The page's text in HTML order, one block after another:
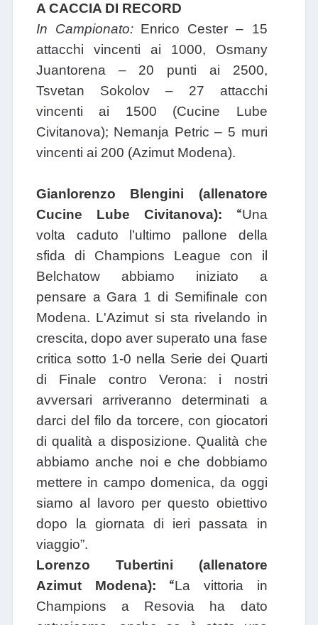
A CACCIA DI RECORD
In Campionato: Enrico Cester – 15
attacchi vincenti ai 1000, Osmany
Juantorena – 20 punti ai 2500,
Tsvetan Sokolov – 27 attacchi
vincenti ai 1500 (Cucine Lube
Civitanova); Nemanja Petric – 5 muri
vincenti ai 200 (Azimut Modena).
Gianlorenzo Blengini (allenatore
Cucine Lube Civitanova):
“Una
volta caduto l’ultimo pallone della
sfida di Champions League con il
Belchatow abbiamo iniziato a
pensare a Gara 1 di Semifinale con
Modena. L'Azimut si sta rivelando in
crescita, dopo aver superato una fase
critica sotto 1-0 nella Serie dei Quarti
di Finale contro Verona: i nostri
avversari arriveranno determinati a
darci del filo da torcere, con giocatori
di qualità a disposizione. Qualità che
abbiamo anche noi e che dobbiamo
mettere in campo domenica, da oggi
siamo al lavoro per questo obiettivo
dopo la giornata di ieri passata in
viaggio”.
Lorenzo Tubertini (allenatore
Azimut Modena): “La vittoria in
Champions a Resovia ha dato